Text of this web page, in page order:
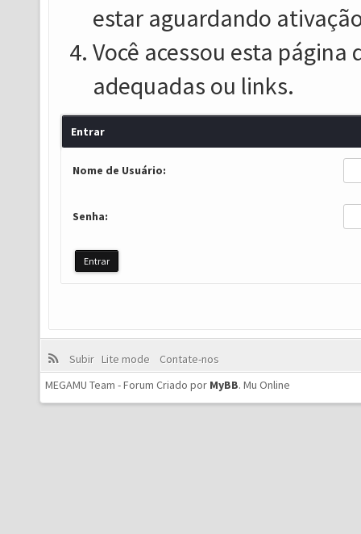
estar aguardando
Você acessou esta
adequadas ou links.
Entrar
Nome de Usuário:
Senha:
Subir Lite mode
Contate-nos
MEGAMU Team - Forum Criado por MyBB. Mu Online